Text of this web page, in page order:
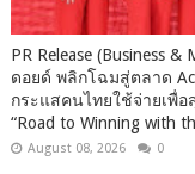
PR Release (Business
ดอยด์ พลิกโฉมสู่ตลาด
กระแสคนไทยใช้จ่ายเพื่
“Road to Winning with
August 08, 2026 0